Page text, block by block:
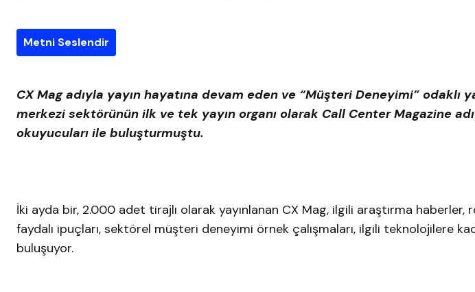
Metni Seslendir
CX Mag adıyla yayın hayatına devam eden ve “Müşteri Deneyimi” odaklı
merkezi sektörünün ilk ve tek yayın organı olarak Call Center Magazine
okuyucuları ile buluşturmuştu.
İki ayda bir, 2.000 adet tirajlı olarak yayınlanan CX Mag, ilgili araştırma
faydalı ipuçları, sektörel müşteri deneyimi örnek çalışmaları, ilgili teknolojilere
buluşuyor.